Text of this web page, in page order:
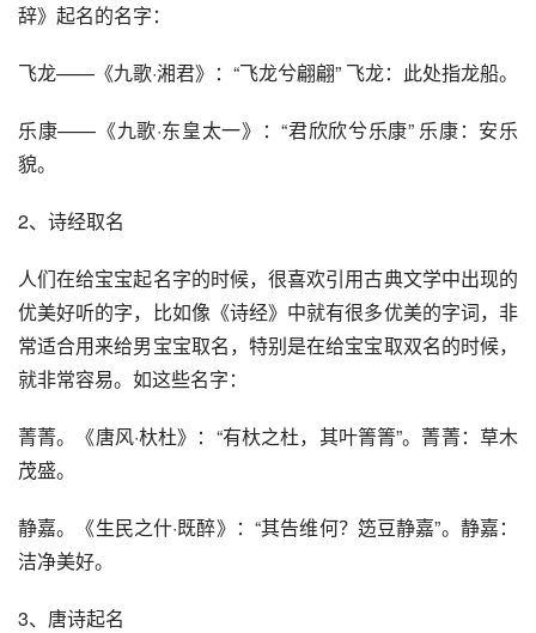
辞》起名的名字：
飞龙——《九歌·湘君》：“飞龙兮翩翩” 飞龙：此处指龙船。
乐康——《九歌·东皇太一》：“君欣欣兮乐康” 乐康：安乐
貌。
2、诗经取名
人们在给宝宝起名字的时候，很喜欢引用古典文学中出现的
优美好听的字，比如像《诗经》中就有很多优美的字词，非
常适合用来给男宝宝取名，特别是在给宝宝取双名的时候，
就非常容易。如这些名字：
菁菁。《唐风·杕杜》：“有杕之杜，其叶箐箐”。菁菁：草木
茂盛。
静嘉。《生民之什·既醉》：“其告维何？笾豆静嘉”。静嘉：
洁净美好。
3、唐诗起名